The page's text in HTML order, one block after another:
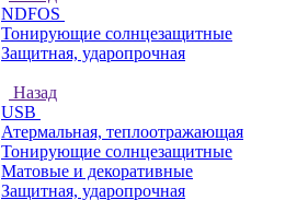
NDFOS
Тонирующие солнцезащитные
Защитная, ударопрочная
Назад
USB
Атермальная, теплоотражающая
Тонирующие солнцезащитные
Матовые и декоративные
Защитная, ударопрочная